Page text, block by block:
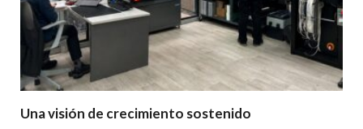
Una visión de crecimiento sostenido